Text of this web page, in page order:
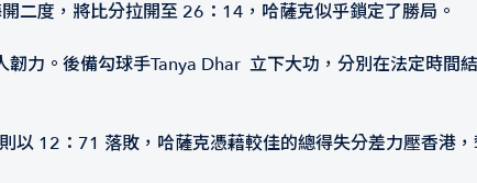
二度，將比分拉開至 26：14，哈薩克似乎鎖定了勝局。
力。後備勾球手Tanya Dhar 立下大功，分別在法定時間
12：71 落敗，哈薩克憑藉較佳的總得失分差力壓香港